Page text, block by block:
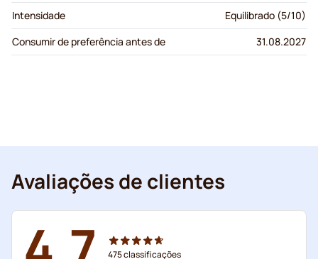
Intensidade
Equilibrado (5/10)
Consumir de preferência antes de
31.08.2027
Avaliações de clientes
475classificações